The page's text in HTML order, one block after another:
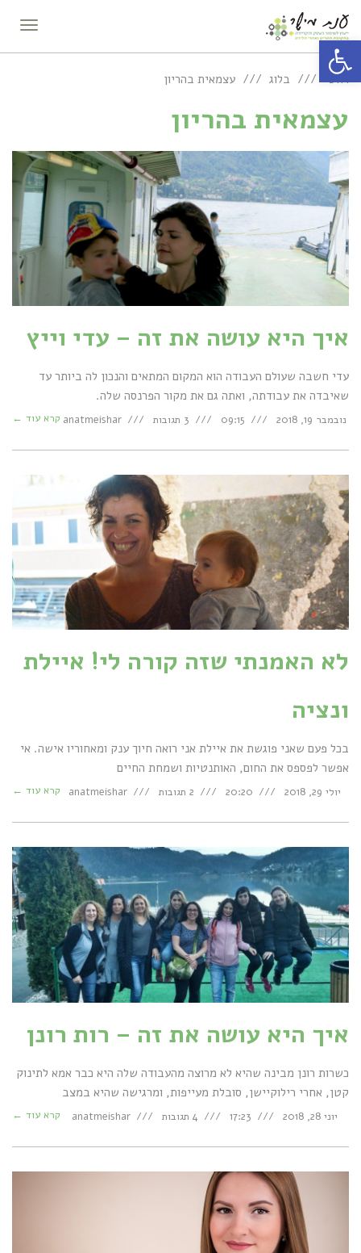
פתח סרגל נגישות
ראשי בלוג עצמאית בהריון
עצמאית בהריון
איך היא עושה את זה – עדי וייץ
עדי חשבה שעולם העבודה הוא המקום המתאים והנכון לה ביותר עד
שאיבדה את עבודתה, ואתה גם את מקור הפרנסה שלה.
נובמבר 19, 2018 09:15 3 תגובות anatmeishar קרא עוד ←
לא האמנתי שזה קורה לי! איילת
ונציה
בכל פעם שאני פוגשת את איילת אני רואה חיוך ענק ומאחוריו אישה. אי
אפשר לפספס את החום, האותנטיות ושמחת החיים
יולי 29, 2018 20:20 2 תגובות anatmeishar קרא עוד ←
איך היא עושה את זה – רות רונן
כשרות רונן מבינה שהיא לא מרוצה מהעבודה שלה היא כבר אמא לתינוק
קטן, אחרי רילוקיישן, סובלת מעייפות, ומרגישה שהיא במצב
יוני 28, 2018 17:23 4 תגובות anatmeishar קרא עוד ←